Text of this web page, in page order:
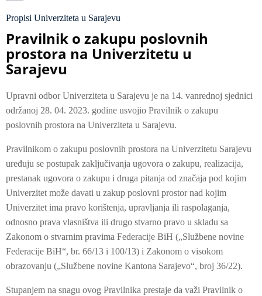
Propisi Univerziteta u Sarajevu
Pravilnik o zakupu poslovnih
prostora na Univerzitetu u
Sarajevu
Upravni odbor Univerziteta u Sarajevu je na 14. vanrednoj sjednici
održanoj 28. 04. 2023. godine usvojio Pravilnik o zakupu
poslovnih prostora na Univerziteta u Sarajevu.
Pravilnikom o zakupu poslovnih prostora na Univerzitetu Sarajevu
uređuju se postupak zaključivanja ugovora o zakupu, realizacija,
prestanak ugovora o zakupu i druga pitanja od značaja pod kojim
Univerzitet može davati u zakup poslovni prostor nad kojim
Univerzitet ima pravo korištenja, upravljanja ili raspolaganja,
odnosno prava vlasništva ili drugo stvarno pravo u skladu sa
Zakonom o stvarnim pravima Federacije BiH („Službene novine
Federacije BiH“, br. 66/13 i 100/13) i Zakonom o visokom
obrazovanju („Službene novine Kantona Sarajevo“, broj 36/22).
Stupanjem na snagu ovog Pravilnika prestaje da važi Pravilnik o